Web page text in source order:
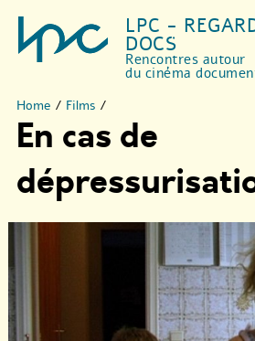
LPC -
DOCS
Rencontres autour
du cinéma
Home / Films /
En cas de